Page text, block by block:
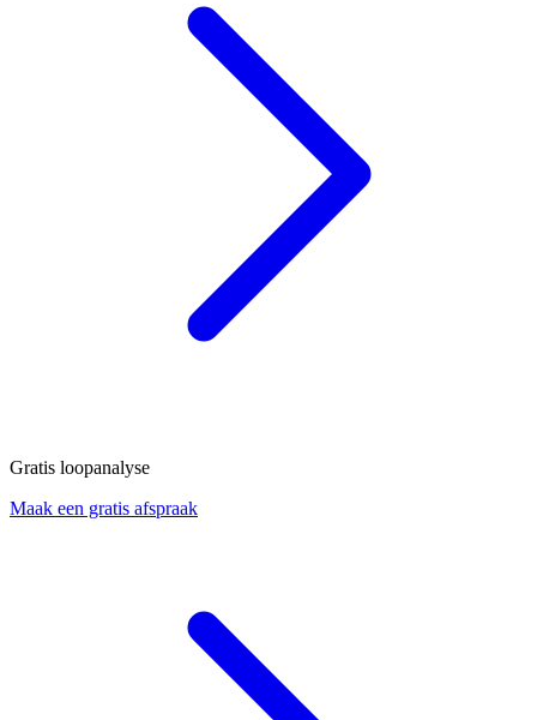
Gratis loopanalyse
Maak een gratis afspraak